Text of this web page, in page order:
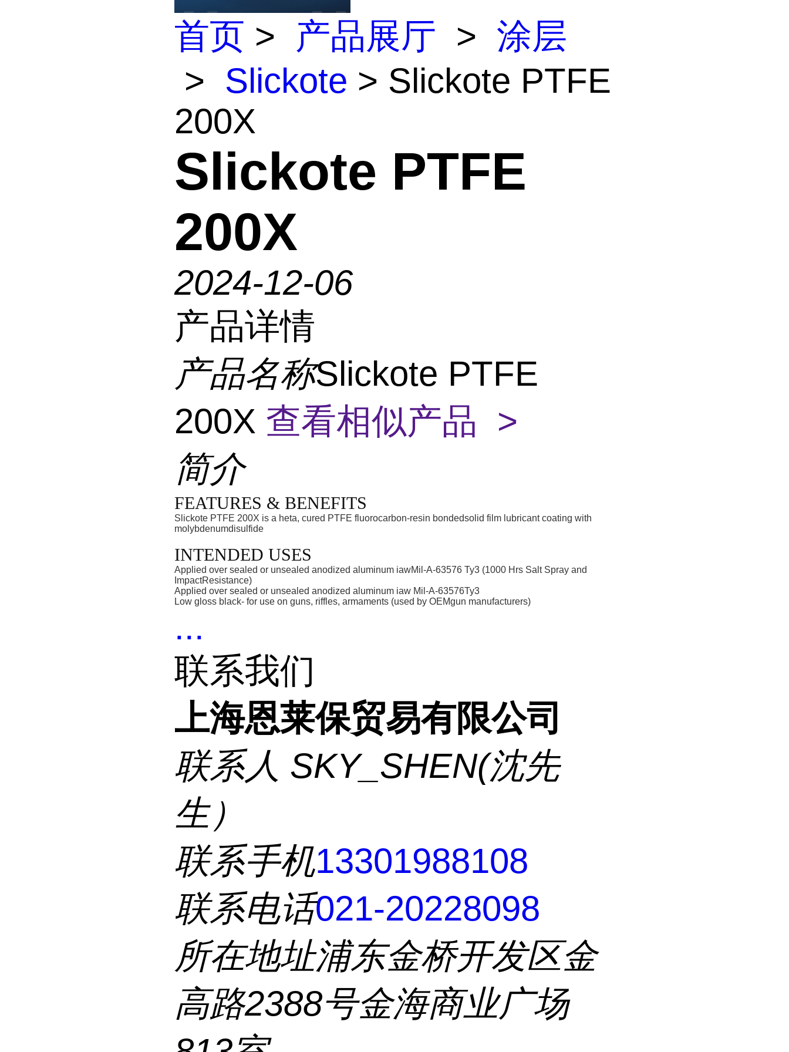
首页 > 产品展厅 > 涂层
> Slickote > Slickote PTFE
200X
Slickote PTFE
200X
2024-12-06
产品详情
产品名称Slickote PTFE
200X 查看相似产品 >
简介
FEATURES & BENEFITS
Slickote PTFE 200X is a heta, cured PTFE fluorocarbon-resin bondedsolid film lubricant coating with
molybdenumdisulfide
INTENDED USES
Applied over sealed or unsealed anodized aluminum iawMil-A-63576 Ty3 (1000 Hrs Salt Spray and
ImpactResistance)
Applied over sealed or unsealed anodized aluminum iaw Mil-A-63576Ty3
Low gloss black- for use on guns, riffles, armaments (used by OEMgun manufacturers)
...
联系我们
上海恩莱保贸易有限公司
联系人 SKY_SHEN(沈先
生）
联系手机13301988108
联系电话021-20228098
所在地址浦东金桥开发区金
高路2388号金海商业广场